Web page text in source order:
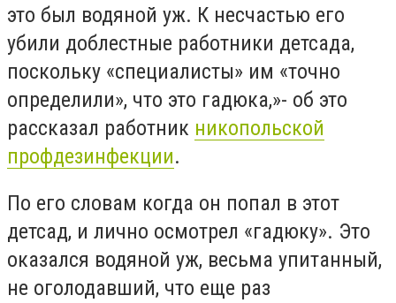
это был водяной уж. К несчастью его
убили доблестные работники детсада,
поскольку «специалисты» им «точно
определили», что это гадюка,»- об это
рассказал работник никопольской
профдезинфекции.
По его словам когда он попал в этот
детсад, и лично осмотрел «гадюку». Это
оказался водяной уж, весьма упитанный,
не оголодавший, что еще раз